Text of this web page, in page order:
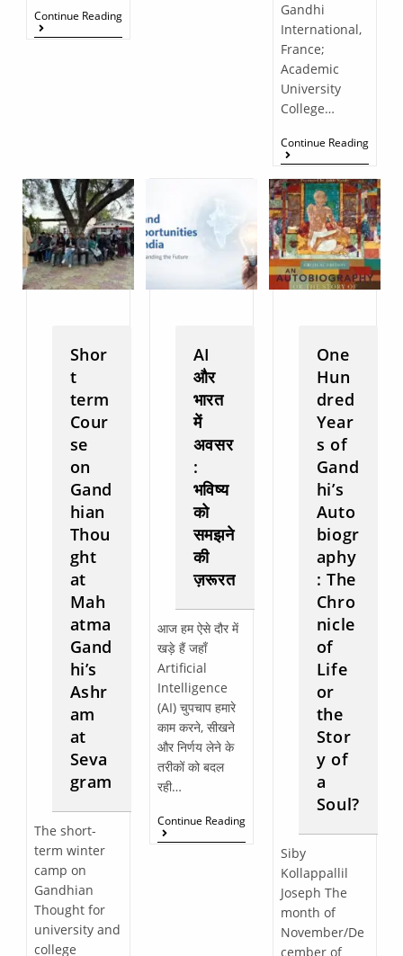
Continue Reading
Gandhi
International,
France;
Academic
University
College…
Continue Reading
Shor
t
term
Cour
se
on
Gand
hian
Thou
ght
at
Mah
atma
Gand
hi’s
Ashr
am
at
Seva
gram
The short-
term winter
camp on
Gandhian
Thought for
university and
college
AI
और
भारत
में
अवसर
:
भविष्य
को
समझने
की
ज़रूरत
आज हम ऐसे दौर में
खड़े हैं जहाँ
Artificial
Intelligence
(AI) चुपचाप हमारे
काम करने, सीखने
और निर्णय लेने के
तरीकों को बदल
रही…
Continue Reading
One
Hun
dred
Year
s of
Gand
hi’s
Auto
biogr
aphy
: The
Chro
nicle
of
Life
or
the
Stor
y of
a
Soul?
Siby
Kollappallil
Joseph The
month of
November/De
cember of